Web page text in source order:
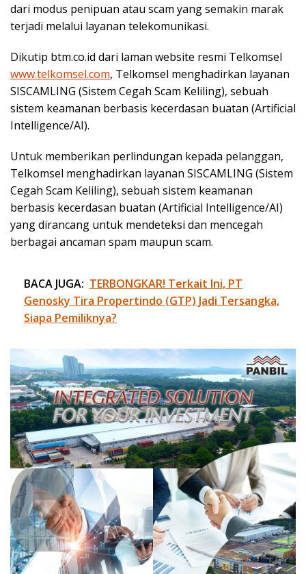
dari modus penipuan atau scam yang semakin marak
terjadi melalui layanan telekomunikasi.
Dikutip btm.co.id dari laman website resmi Telkomsel
www.telkomsel.com, Telkomsel menghadirkan layanan
SISCAMLING (Sistem Cegah Scam Keliling), sebuah
sistem keamanan berbasis kecerdasan buatan (Artificial
Intelligence/AI).
Untuk memberikan perlindungan kepada pelanggan,
Telkomsel menghadirkan layanan SISCAMLING (Sistem
Cegah Scam Keliling), sebuah sistem keamanan
berbasis kecerdasan buatan (Artificial Intelligence/AI)
yang dirancang untuk mendeteksi dan mencegah
berbagai ancaman spam maupun scam.
BACA JUGA: TERBONGKAR! Terkait Ini, PT
Genosky Tira Propertindo (GTP) Jadi Tersangka,
Siapa Pemiliknya?